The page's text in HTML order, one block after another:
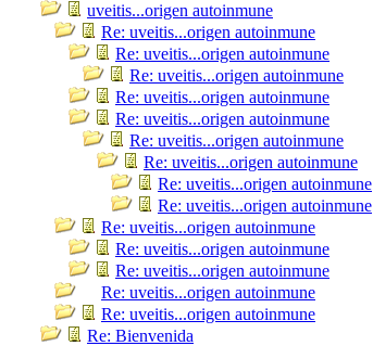
uveitis...origen autoinmune
Re: uveitis...origen autoinmune
Re: uveitis...origen autoinmune
Re: uveitis...origen autoinmune
Re: uveitis...origen autoinmune
Re: uveitis...origen autoinmune
Re: uveitis...origen autoinmune
Re: uveitis...origen autoinmune
Re: uveitis...origen autoinmune
Re: uveitis...origen autoinmune
Re: uveitis...origen autoinmune
Re: uveitis...origen autoinmune
Re: uveitis...origen autoinmune
Re: uveitis...origen autoinmune
Re: uveitis...origen autoinmune
Re: Bienvenida